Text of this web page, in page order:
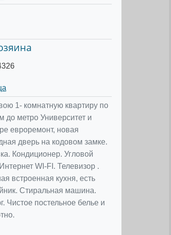
1- комнатную квартиру по
метро Университет и
евроремонт, новая
дверь на кодовом замке.
Кондиционер. Угловой
WI-FI. Телевизор .
встроенная кухня, есть
Стиральная машина.
Чистое постельное белье и